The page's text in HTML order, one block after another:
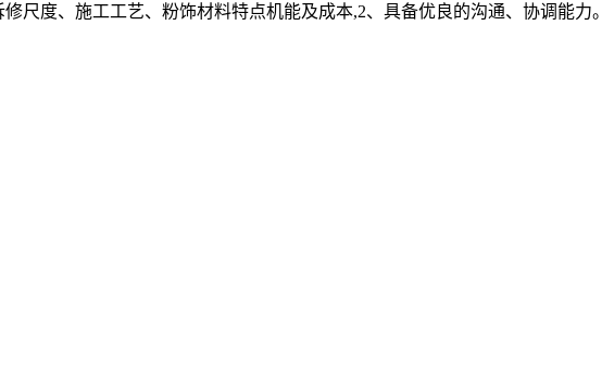
尺度、施工工艺、粉饰材料特点机能及成本,2、具备优良的沟通、协调能力。